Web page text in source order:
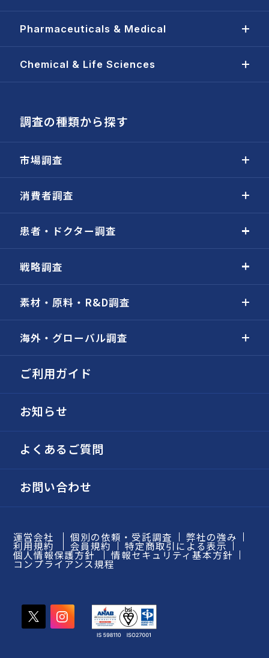
Pharmaceuticals & Medical
Chemical & Life Sciences
調査の種類から探す
市場調査
消費者調査
患者・ドクター調査
戦略調査
素材・原料・R&D調査
海外・グローバル調査
ご利用ガイド
お知らせ
よくあるご質問
お問い合わせ
運営会社 個別の依頼・受託調査 弊社の強み
利用規約 会員規約 特定商取引による表示
個人情報保護方針 情報セキュリティ基本方針
コンプライアンス規程